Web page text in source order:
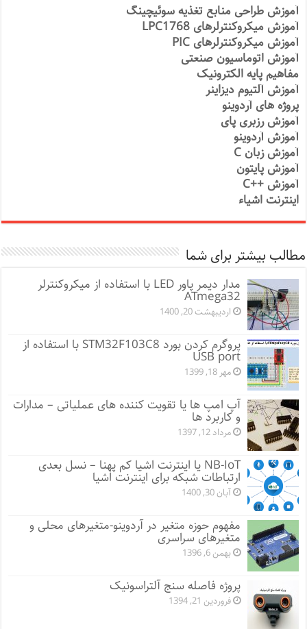
آموزش طراحی منابع تغذیه سوئیچینگ
آموزش میکروکنترلرهای LPC1768
آموزش میکروکنترلرهای PIC
آموزش اتوماسیون صنعتی
مفاهیم پایه الکترونیک
آموزش آلتیوم دیزاینر
پروژه های آردوینو
آموزش رزبری پای
آموزش آردوینو
آموزش زبان C
آموزش پایتون
آموزش ++C
اینترنت اشیاء
مطالب بیشتر برای شما
مدار دیمر پاور LED با استفاده از میکروکنترلر
ATmega32
اردیبهشت 20, 1400
پروگرم کردن بورد STM32F103C8 با استفاده از
USB port
مهر 18, 1399
آپ امپ ها یا تقویت کننده های عملیاتی – مدارات
و کاربرد ها
مرداد 12, 1397
NB-IoT یا اینترنت اشیا کم پهنا – نسل بعدی
ارتباطات شبکه برای اینترنت اشیا
آبان 30, 1400
مفهوم حوزه متغیر در آردوینو-متغیرهای محلی و
متغیرهای سراسری
بهمن 6, 1396
پروژه فاصله سنج آلتراسونیک
فروردین 21, 1394